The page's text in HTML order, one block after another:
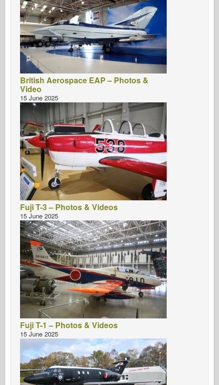
British Aerospace EAP – Photos &
Video
15 June 2025
Fuji T-3 – Photos & Videos
15 June 2025
Fuji T-1 – Photos & Videos
15 June 2025